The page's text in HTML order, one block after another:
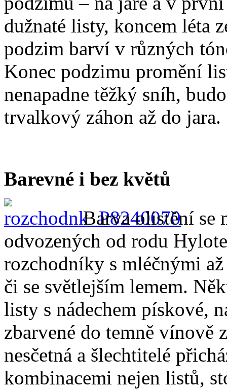
dužnaté listy, koncem léta
podzim barví v různých
Konec podzimu promění
nenapadne těžký sníh,
trvalkový záhon až do jara.
Barevné i bez květů
Barva olistění se
odvozených od rodu
rozchodníky s mléčnými
či se světlejším lemem.
listy s nádechem pískové,
zbarvené do temně vínově
nesčetná a šlechtitelé
kombinacemi nejen listů,